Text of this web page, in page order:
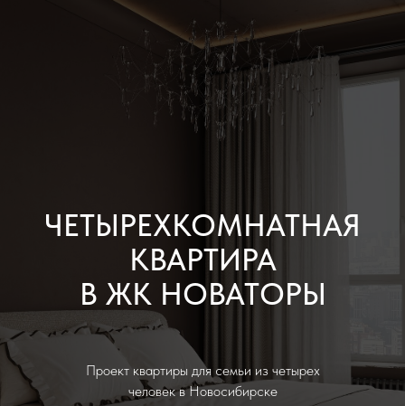
ЧЕТЫРЕХКОМНАТНАЯ
КВАРТИРА
В ЖК НОВАТОРЫ
Проект квартиры для семьи из четырех
человек в Новосибирске